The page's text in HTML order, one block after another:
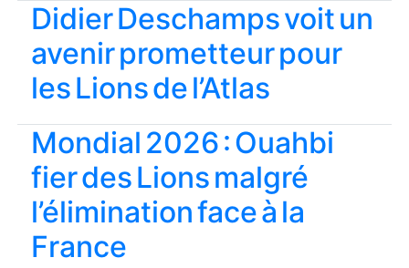
Didier Deschamps voit un
avenir prometteur pour
les Lions de l’Atlas
Mondial 2026 : Ouahbi
fier des Lions malgré
l’élimination face à la
France